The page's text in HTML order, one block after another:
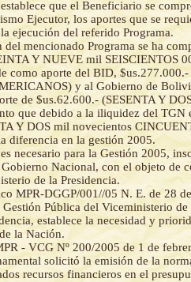
que el Beneficiario se
Ejecutor, los aportes que se
ejecución del referido Programa.
del mencionado Programa se ha
Y NUEVE mil SEISCIENTOS
como aporte del BID,
y al Gobierno de
de $us.62.600.- (SESENTA Y
que debido a la iliquidez del TGN
Y DOS mil novecientos
diferencia en la gestión 2005.
necesario para la Gestión 2005,
Nacional, con el objeto de
de la Presidencia.
MPR-DGGP/001//05 N. E. de 28
Pública del Viceministerio
establece la necesidad y
la Nación.
- VCG Nº 200/2005 de 1 de
solicitó la emisión de la
recursos financieros en el